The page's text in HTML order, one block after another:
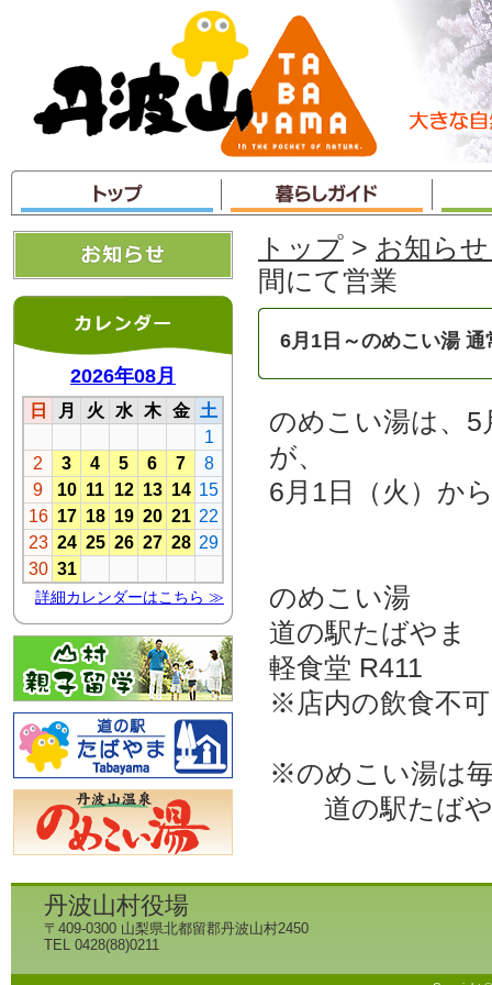
ャ
ン
プ
トップ > お知ら
間にて営業
6月1日～のめこい湯
のめこい湯は、
が、
6月1日（火）か
のめこい湯
道の駅たばやま
軽食堂 R411 9
※店内の飲食不
※のめこい湯は
道の駅たばや
丹波山村役場
〒409-0300 山梨県北都留郡丹波山村2450
TEL 0428(88)0211